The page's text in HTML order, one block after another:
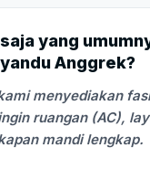
yang
Anggrek?
menyediakan
ruangan (AC),
mandi lengkap.